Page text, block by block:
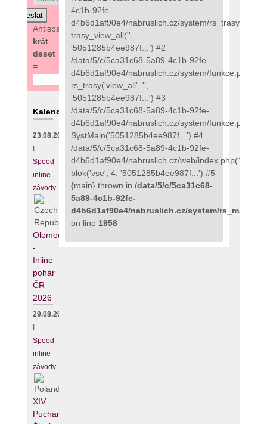
Antispam:
7
krát
deset
=
Kalendář
23.08.2026
Speed
inline
závody
Olomouc
-
Inline
pohár
ČR
2026
29.08.2026
Speed
inline
závody
XIV
Puchar
4c1b-92fe-
d4b6d1af90e4/nabruslich.cz/system/
trasy_view_all('',
'5051285b4ee987f...') #2
/data/5/c/5ca31c68-5a89-4c1b-92fe-
d4b6d1af90e4/nabruslich.cz/system/
rs_trasy('view_all', '',
'5051285b4ee987f...') #3
/data/5/c/5ca31c68-5a89-4c1b-92fe-
d4b6d1af90e4/nabruslich.cz/system/
SystMain('5051285b4ee987f...') #4
/data/5/c/5ca31c68-5a89-4c1b-92fe-
d4b6d1af90e4/nabruslich.cz/web/index.php(111):
blok('vse', 4, '5051285b4ee987f...') #5
{main} thrown in /data/5/c/5ca31c68-
5a89-4c1b-92fe-
d4b6d1af90e4/nabruslich.cz/system/
on line 1958